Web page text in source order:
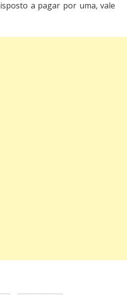
a pagar por uma, vale